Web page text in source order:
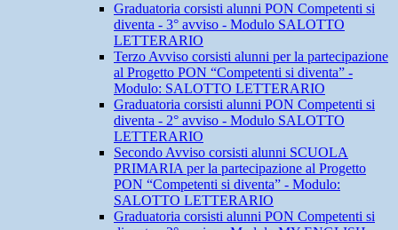
Graduatoria corsisti alunni PON Competenti si
diventa - 3° avviso - Modulo SALOTTO
LETTERARIO
Terzo Avviso corsisti alunni per la partecipazione
al Progetto PON “Competenti si diventa” -
Modulo: SALOTTO LETTERARIO
Graduatoria corsisti alunni PON Competenti si
diventa - 2° avviso - Modulo SALOTTO
LETTERARIO
Secondo Avviso corsisti alunni SCUOLA
PRIMARIA per la partecipazione al Progetto
PON “Competenti si diventa” - Modulo:
SALOTTO LETTERARIO
Graduatoria corsisti alunni PON Competenti si